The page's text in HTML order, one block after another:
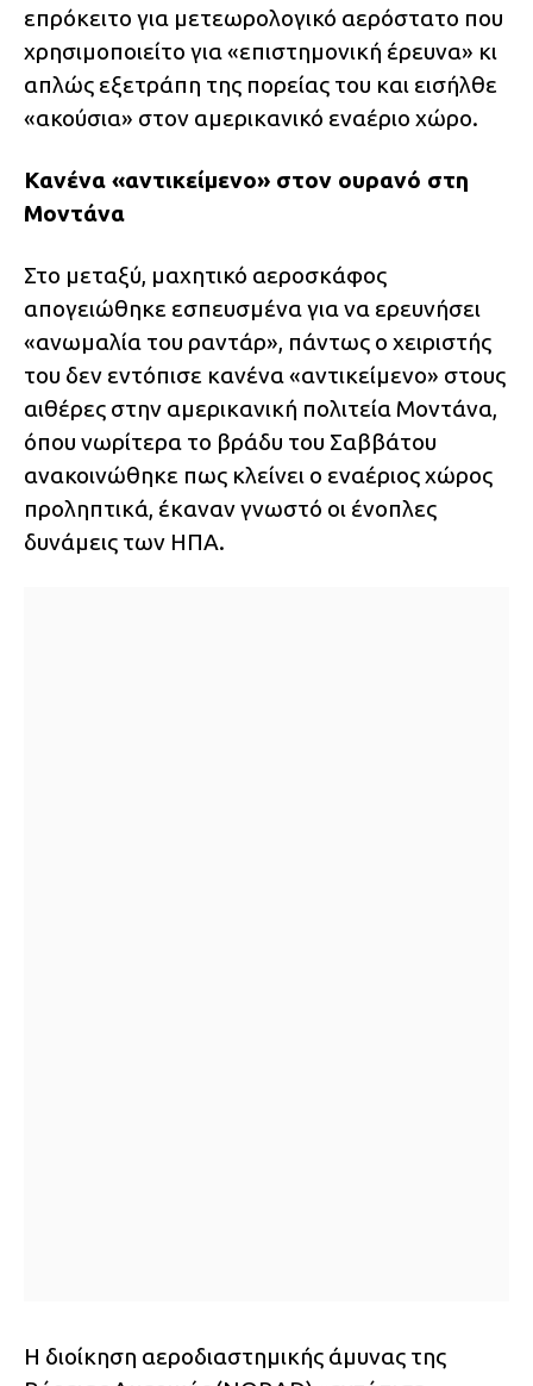
επρόκειτο για μετεωρολογικό αερόστατο που
χρησιμοποιείτο για «επιστημονική έρευνα» κι
απλώς εξετράπη της πορείας του και εισήλθε
«ακούσια» στον αμερικανικό εναέριο χώρο.
Κανένα «αντικείμενο» στον ουρανό στη
Μοντάνα
Στο μεταξύ, μαχητικό αεροσκάφος
απογειώθηκε εσπευσμένα για να ερευνήσει
«ανωμαλία του ραντάρ», πάντως ο χειριστής
του δεν εντόπισε κανένα «αντικείμενο» στους
αιθέρες στην αμερικανική πολιτεία Μοντάνα,
όπου νωρίτερα το βράδυ του Σαββάτου
ανακοινώθηκε πως κλείνει ο εναέριος χώρος
προληπτικά, έκαναν γνωστό οι ένοπλες
δυνάμεις των ΗΠΑ.
Η διοίκηση αεροδιαστημικής άμυνας της